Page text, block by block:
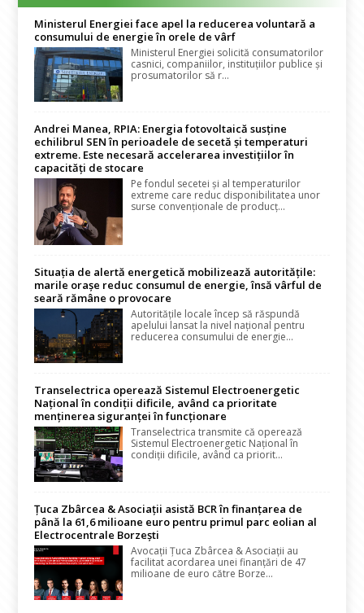
Ministerul Energiei face apel la reducerea voluntară a
consumului de energie în orele de vârf
Ministerul Energiei solicită consumatorilor
casnici, companiilor, instituțiilor publice și
prosumatorilor să r...
Andrei Manea, RPIA: Energia fotovoltaică susține
echilibrul SEN în perioadele de secetă și temperaturi
extreme. Este necesară accelerarea investițiilor în
capacități de stocare
Pe fondul secetei și al temperaturilor
extreme care reduc disponibilitatea unor
surse convenționale de producț...
Situația de alertă energetică mobilizează autoritățile:
marile orașe reduc consumul de energie, însă vârful de
seară rămâne o provocare
Autoritățile locale încep să răspundă
apelului lansat la nivel național pentru
reducerea consumului de energie...
Transelectrica operează Sistemul Electroenergetic
Național în condiții dificile, având ca prioritate
menținerea siguranței în funcționare
Transelectrica transmite că operează
Sistemul Electroenergetic Național în
condiții dificile, având ca priorit...
Țuca Zbârcea & Asociații asistă BCR în finanțarea de
până la 61,6 milioane euro pentru primul parc eolian al
Electrocentrale Borzești
Avocații Țuca Zbârcea & Asociații au
facilitat acordarea unei finanțări de 47
milioane de euro către Borze...